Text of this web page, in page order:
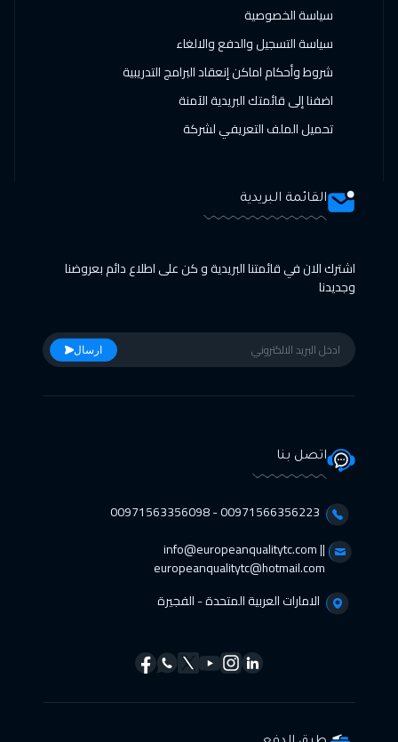
سياسة الخصوصية
سياسة التسجيل والدفع والالغاء
شروط وأحكام اماكن إنعقاد البرامج التدريبية
اضفنا إلى قائمتك البريدية الآمنة
تحميل الملف التعريفي لشركة
القائمة البريدية
اشترك الان في قائمتنا البريدية و كن على اطلاع دائم بعروضنا
وجديدنا
ارسال
اتصل بنا
00971566356223 - 00971563356098⁩
info@europeanqualitytc.com ||
europeanqualitytc@hotmail.com
الامارات العربية المتحدة - الفجيرة